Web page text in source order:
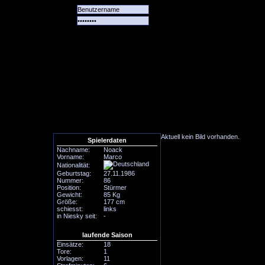
Spielerdaten
Nachname:
Noack
Vorname:
Marco
Nationalität:
Geburtstag:
27.11.1986
Nummer:
86
Position:
Stürmer
Gewicht:
85 Kg
Größe:
177 cm
schiesst:
links
in Niesky seit:
-
laufende Saison
Einsätze:
18
Tore:
1
Vorlagen:
11
Aktuell kein Bild vorhanden.